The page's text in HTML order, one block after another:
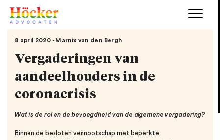
8 april 2020 - Marnix van den Bergh
Vergaderingen van
aandeelhouders in de
coronacrisis
Wat is de rol en de bevoegdheid van de algemene vergadering?
Binnen de besloten vennootschap met beperkte